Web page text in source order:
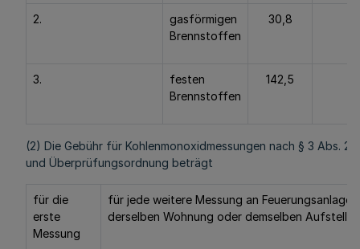
2.
gasförmigen
Brennstoffen
30,8
3.
festen
Brennstoffen
142,5
(2) Die Gebühr für Kohlenmonoxidmessungen nach § 3 Abs. 2
und Überprüfungsordnung beträgt
für die
erste
Messung
für jede weitere Messung an
derselben Wohnung oder demselben